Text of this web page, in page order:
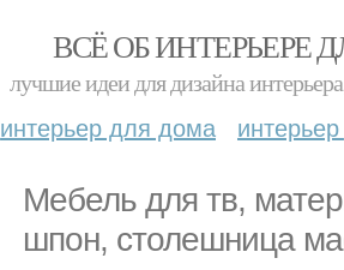
ВСЁ ОБ ИНТЕРЬЕРЕ
лучшие идеи для дизайна
интерьер для дома
Мебель для тв,
шпон, столешница